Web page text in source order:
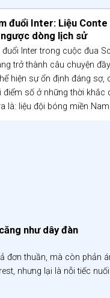
đuổi Inter: Liệu
dòng lịch sử
Inter trong cuộc đua
trở thành câu chuyện
hiện sự ổn định đáng sợ,
điểm số ở những thời khắc
là: liệu đội bóng miền
như dây đàn
đơn thuần, mà còn phản
nhưng lại là nỗi tiếc